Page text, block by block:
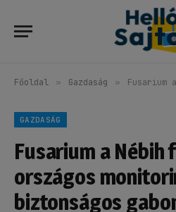
Főoldal » Gazdaság » Fusarium a Nébih
GAZDASÁG
Fusarium a Nébih
országos
biztonságos